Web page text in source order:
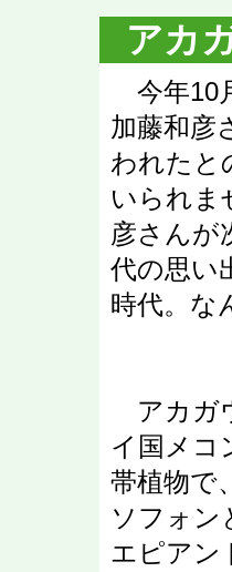
アカ
今年10
加藤和彦
われたと
いられま
彦さんが
代の思い
時代。な
アカガ
イ国メコ
帯植物で
ソフォン
エピアン